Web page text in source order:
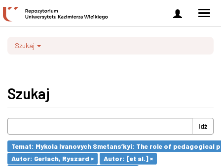
Zaloguj
się
Szukaj
Szukaj
Idź
Temat: Mykola Ivanovych Smetans’kyi: The role of
Autor: Gerlach, Ryszard ×
Autor: [et al.] ×